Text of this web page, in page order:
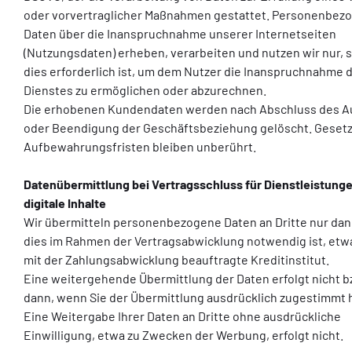
oder vorvertraglicher Maßnahmen gestattet.
Daten über die Inanspruchnahme unserer Internetseiten
(Nutzungsdaten) erheben, verarbeiten und nutzen wir nur,
dies erforderlich ist, um dem Nutzer die Inanspruchnahme
Dienstes zu ermöglichen oder abzurechnen.
Die erhobenen Kundendaten werden nach Abschluss des
oder Beendigung der Geschäftsbeziehung gelöscht.
Aufbewahrungsfristen bleiben unberührt.
Datenübermittlung bei Vertragsschluss für
digitale Inhalte
Wir übermitteln personenbezogene Daten an Dritte nur
dies im Rahmen der Vertragsabwicklung notwendig ist,
mit der Zahlungsabwicklung beauftragte Kreditinstitut.
Eine weitergehende Übermittlung der Daten erfolgt nicht
dann, wenn Sie der Übermittlung ausdrücklich zugestimmt
Eine Weitergabe Ihrer Daten an Dritte ohne ausdrückliche
Einwilligung, etwa zu Zwecken der Werbung, erfolgt nicht.